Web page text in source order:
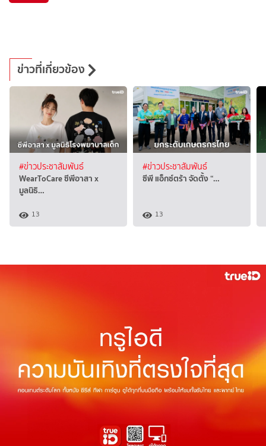
ข่าวที่เกี่ยวข้อง
#ข่าวประชาสัมพันธ์
WearToCare ซีพีอาสา x
มูลนิธิ…
13
#ข่าวประชาสัมพันธ์
ซีพี แอ็กซ์ตร้า จัดตั้ง “…
13